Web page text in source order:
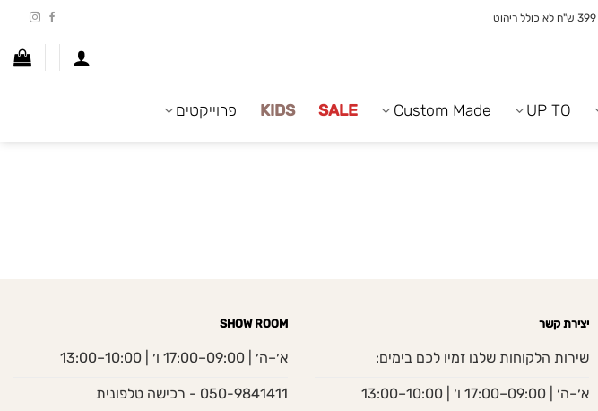
UP TO
Custom Made
SALE
KIDS פרוייקטים
יצירת קשר
שירות הלקוחות שלנו זמיו לכם בימים:
א׳–ה׳ | 09:00–17:00 ו׳ | 10:00–13:00
SHOW ROOM
א׳–ה׳ | 09:00–17:00 ו׳ | 10:00–13:00
050-9841411 - רכישה טלפונית